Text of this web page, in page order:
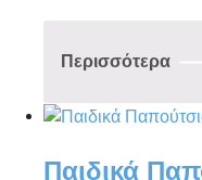
schein.de/en/
Περισσότερα
Παιδικά